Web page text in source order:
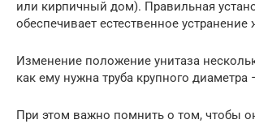
или кирпичный дом). Правильная
обеспечивает естественное устранение
Изменение положение унитаза
как ему нужна труба крупного диаметра
При этом важно помнить о том, чтобы